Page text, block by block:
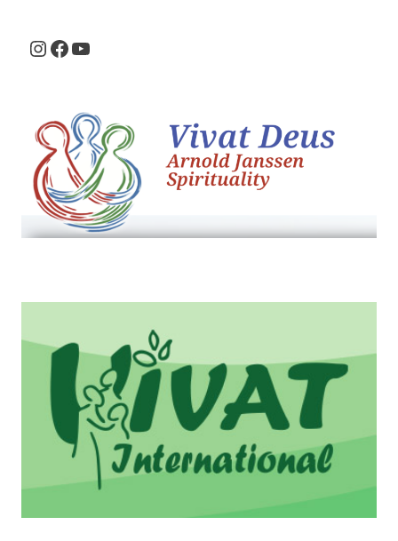
Instagram
Facebook
Youtube